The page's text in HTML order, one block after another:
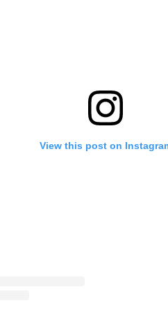
View this post on